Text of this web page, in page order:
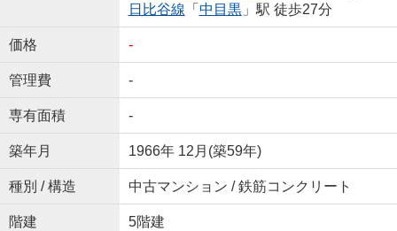
日比谷線 「 中目黒」駅 徒歩27分
価格 -
管理費 -
専有面積 -
築年月 1966年 12月(築59年)
種別 / 構造 中古マンション / 鉄筋コンクリート
階建 5階建